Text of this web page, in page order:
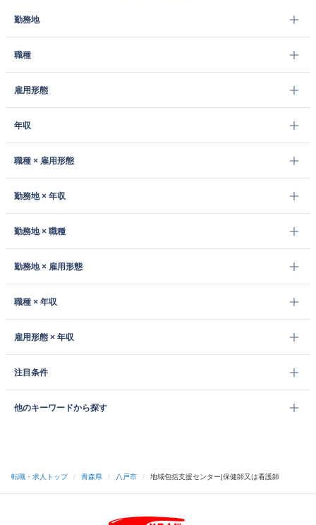
勤務地
職種
雇用形態
年収
職種 × 雇用形態
勤務地 × 年収
勤務地 × 職種
勤務地 × 雇用形態
職種 × 年収
雇用形態 × 年収
注目条件
他のキーワードから探す
転職・求人トップ / 青森県 / 八戸市 / 地域包括支援センター|保健師又は看護師